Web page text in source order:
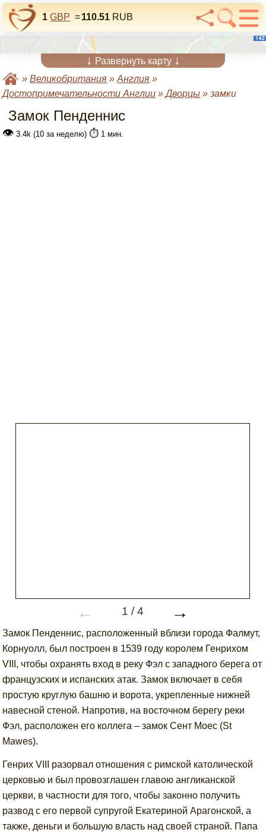
1 GBP =110.51 RUB
↓ Развернуть карту ↓
»Великобритания »Англия »
Достопримечательности Англии »Дворцы »замки
Замок Пенденнис
👁 3.4k (10 за неделю) ⏱️ 1 мин.
← 1 /4 →
Замок Пенденнис, расположенный вблизи города Фалмут,
Корнуолл, был построен в 1539 году королем Генрихом
VIII, чтобы охранять вход в реку Фэл с западного берега от
французских и испанских атак. Замок включает в себя
простую круглую башню и ворота, укрепленные нижней
навесной стеной. Напротив, на восточном берегу реки
Фэл, расположен его коллега – замок Сент Моес (St
Mawes).
Генрих VIII разорвал отношения с римской католической
церковью и был провозглашен главою англиканской
церкви, в частности для того, чтобы законно получить
развод с его первой супругой Екатериной Арагонской, а
также, деньги и большую власть над своей страной. Папа